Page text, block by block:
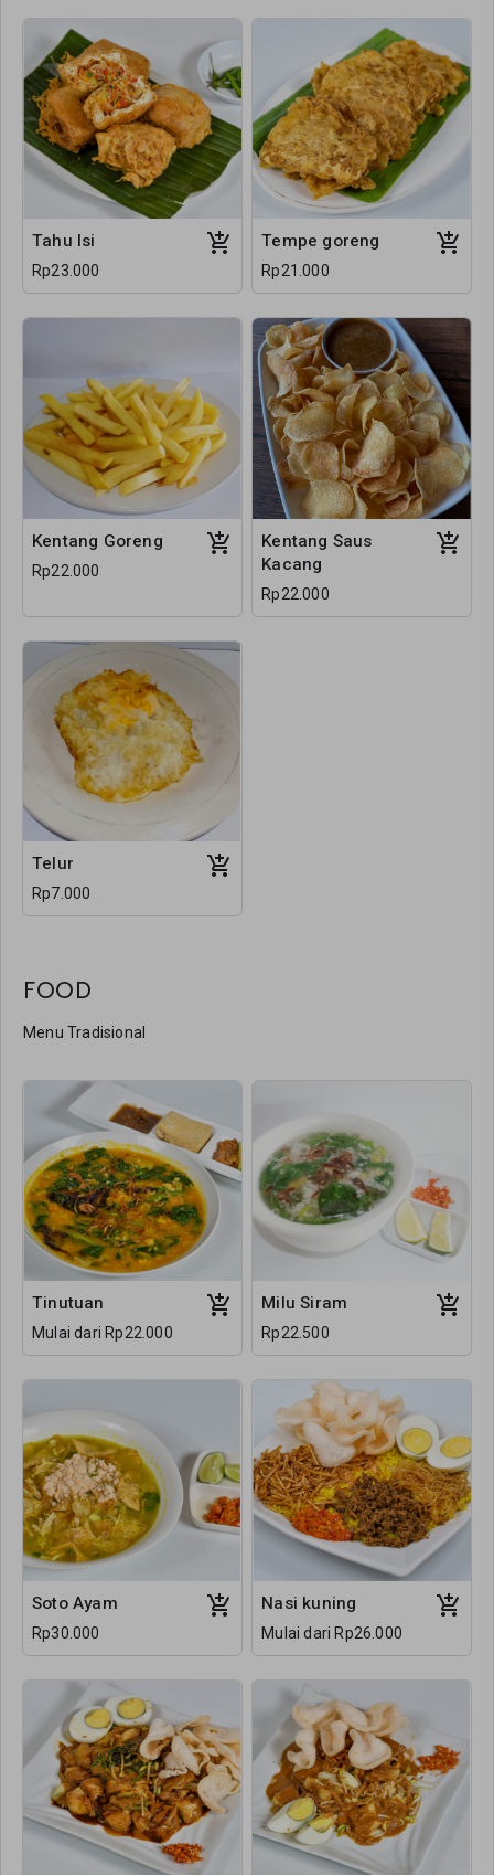
Tahu Isi
Rp23.000
Tempe goreng
Rp21.000
Kentang Goreng
Rp22.000
Kentang Saus
Kacang
Rp22.000
Telur
Rp7.000
FOOD
Menu Tradisional
Tinutuan
Mulai dari Rp22.000
Milu Siram
Rp22.500
Soto Ayam
Rp30.000
Nasi kuning
Mulai dari Rp26.000